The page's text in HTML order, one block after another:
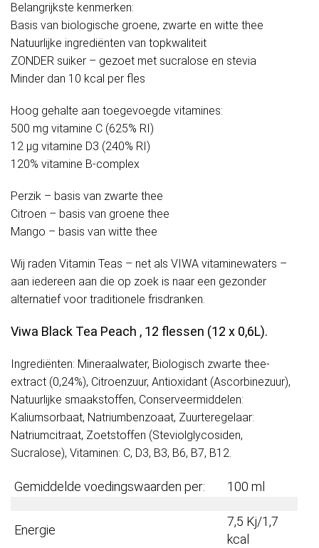
Belangrijkste kenmerken:
Basis van biologische groene, zwarte en witte thee
Natuurlijke ingrediënten van topkwaliteit
ZONDER suiker – gezoet met sucralose en stevia
Minder dan 10 kcal per fles
Hoog gehalte aan toegevoegde vitamines:
500 mg vitamine C (625% RI)
12 μg vitamine D3 (240% RI)
120% vitamine B-complex
Perzik – basis van zwarte thee
Citroen – basis van groene thee
Mango – basis van witte thee
Wij raden Vitamin Teas – net als VIWA vitaminewaters –
aan iedereen aan die op zoek is naar een gezonder
alternatief voor traditionele frisdranken.
Viwa Black Tea Peach , 12 flessen (12 x 0,6L).
Ingrediënten: Mineraalwater, Biologisch zwarte thee-
extract (0,24%), Citroenzuur, Antioxidant (Ascorbinezuur),
Natuurlijke smaakstoffen, Conserveermiddelen:
Kaliumsorbaat, Natriumbenzoaat, Zuurteregelaar:
Natriumcitraat, Zoetstoffen (Steviolglycosiden,
Sucralose), Vitaminen: C, D3, B3, B6, B7, B12.
Gemiddelde voedingswaarden per: 100 ml
Energie
7,5 Kj/1,7
kcal